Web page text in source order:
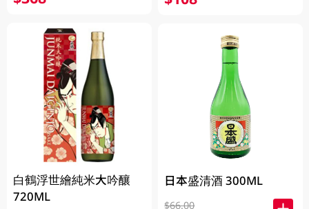
白鶴浮世繪純米大吟釀
720ML
日本盛清酒 300ML
$66.00